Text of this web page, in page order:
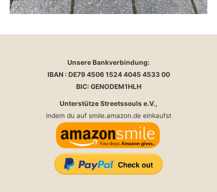
Unsere Bankverbindung:
IBAN : DE79 4506 1524 4045 4533 00
BIC: GENODEM1HLH
Unterstütze Streetssouls e.V.,
indem du auf smile.amazon.de einkaufst